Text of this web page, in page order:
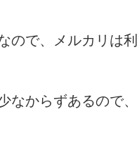
ので、メルカリは
なからずあるので、